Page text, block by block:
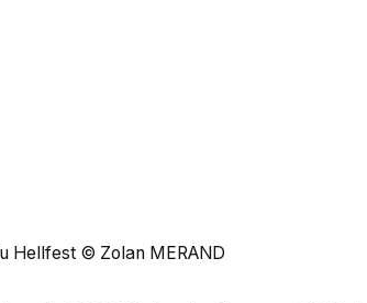
Hellfest © Zolan MERAND